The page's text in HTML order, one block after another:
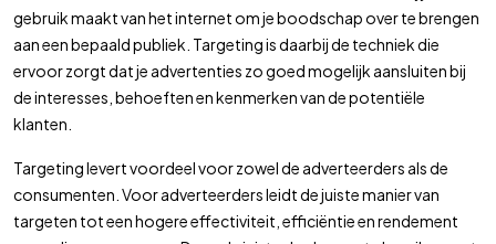
gebruik maakt van het internet om je boodschap over te brengen
aan een bepaald publiek. Targeting is daarbij de techniek die
ervoor zorgt dat je advertenties zo goed mogelijk aansluiten bij
de interesses, behoeften en kenmerken van de potentiële
klanten.
Targeting levert voordeel voor zowel de adverteerders als de
consumenten. Voor adverteerders leidt de juiste manier van
targeten tot een hogere effectiviteit, efficiëntie en rendement